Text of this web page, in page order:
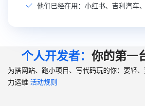
他们已经在用：小红书、吉利汽车
个人开发者： 你的第一
为搭网站、跑小项目、写代码玩的你：要轻
力运维 活动规则